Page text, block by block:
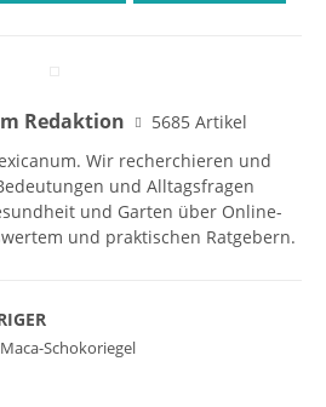
Redaktion
5685 Artikel
Wir recherchieren und
und Alltagsfragen
und Garten über Online-
und praktischen Ratgebern.
Schokoriegel